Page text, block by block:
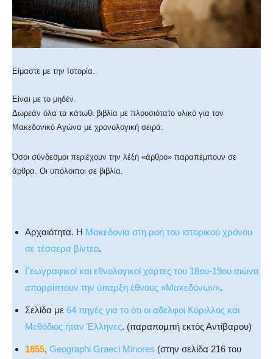
Είμαστε με την Ιστορία.
Είναι με το μηδέν.
Δωρεάν όλα τα κάτωθι βιβλία με πλουσιότατο υλικό για τον
Μακεδονικό Αγώνα με χρονολογική σειρά.
Όσοι σύνδεσμοι περιέχουν την λέξη «άρθρο» παραπέμπουν σε
άρθρα. Οι υπόλοιποι σε βιβλία.
Αρχαιότητα. Η Μακεδονία στη ροή του ιστορικού χρόνου
σε τέσσερα βίντεο.
Γεωγραφικοί και εθνολογικοί χάρτες του 18ου-19ου αιώνα
απορρίπτουν την ύπαρξη έθνους «Μακεδόνων».
Σελίδα με 64 πηγές για το ότι οι αδελφοί Κύριλλος και
Μεθόδιος ήταν Έλληνες. (παραπομπή εκτός Αντίβαρου)
1855, Geographi Graeci Minores (στην σελίδα 216 του